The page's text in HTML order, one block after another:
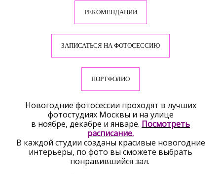
КОНТАКТЫ
РЕКОМЕНДАЦИИ
ЗАПИСАТЬСЯ НА ФОТОСЕССИЮ
ПОРТФОЛИО
Новогодние фотосессии проходят в лучших
фотостудиях Москвы и на улице
в ноябре, декабре и январе. Посмотреть
расписание.
В каждой студии созданы красивые новогодние
интерьеры, по фото вы сможете выбрать
понравившийся зал.